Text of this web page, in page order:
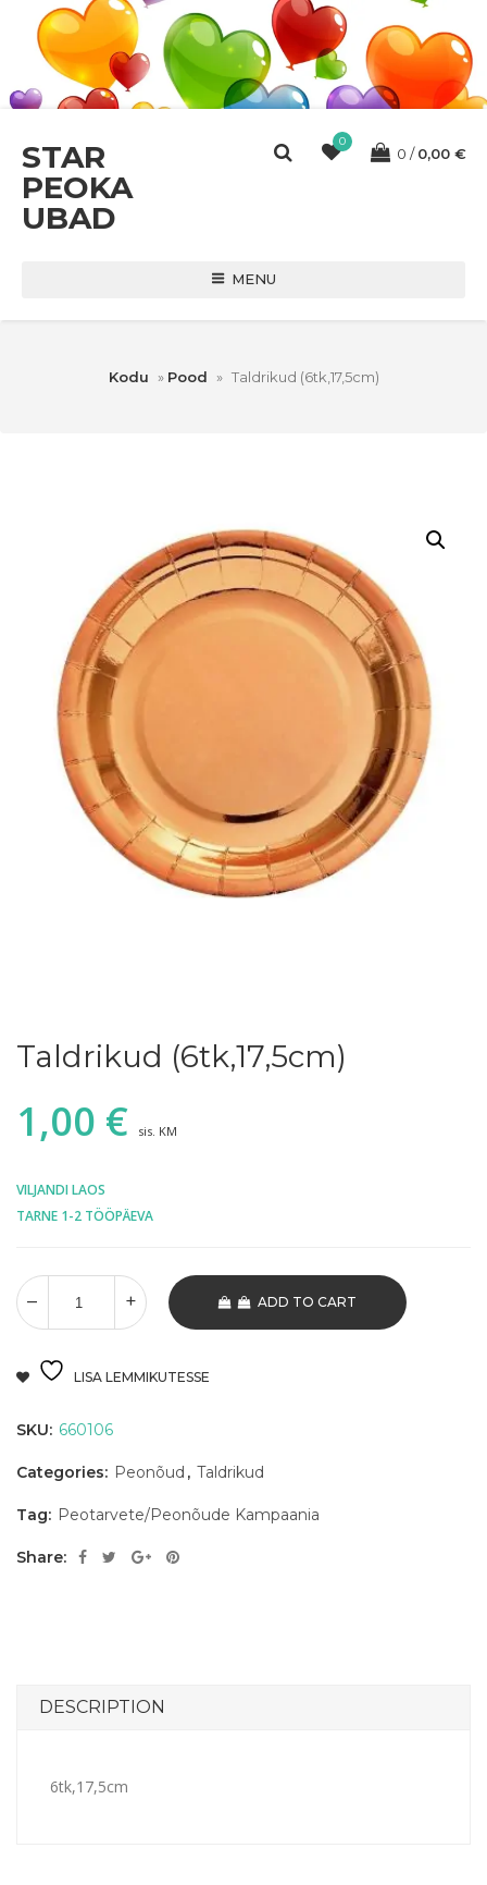
STAR
PEOKA
UBAD
0
0 0,00 €
MENU
Kodu » Pood » Taldrikud (6tk,17,5cm)
Taldrikud (6tk,17,5cm)
1,00 € sis. KM
VILJANDI LAOS
TARNE 1-2 TÖÖPÄEVA
ADD TO CART
LISA LEMMIKUTESSE
SKU: 660106
Categories: Peonõud , Taldrikud
Tag: Peotarvete/Peonõude Kampaania
Share:
DESCRIPTION
6tk,17,5cm